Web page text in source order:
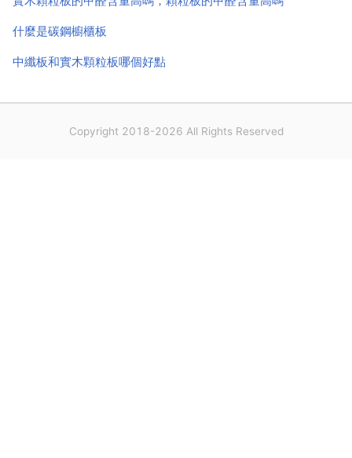
什麼是碳鋼櫥櫃板
中纖板和實木顆粒板哪個好點
Copyright 2018-2026 All Rights Reserved